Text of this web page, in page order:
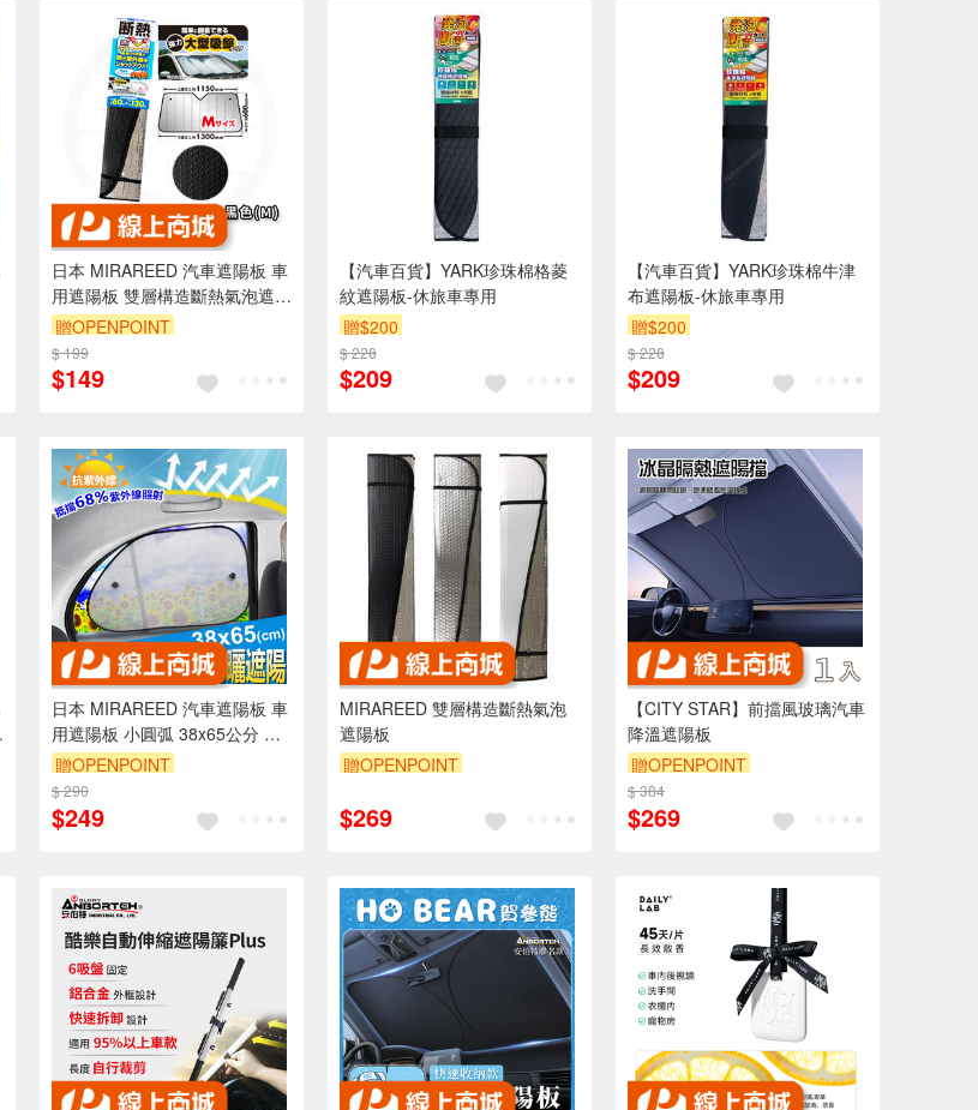
日本 MIRAREED 汽車遮陽板 車
用遮陽板 雙層構造斷熱氣泡遮陽
板 黑色 60X130公分 FM-11
贈OPENPOINT
$ 199
$149
【汽車百貨】YARK珍珠棉格菱
紋遮陽板-休旅車專用
贈$200
$ 228
$209
【汽車百貨】YARK珍珠棉牛津
布遮陽板-休旅車專用
贈$200
$ 228
$209
日本 MIRAREED 汽車遮陽板 車
用遮陽板 小圓弧 38x65公分 半
透明 FD-71
贈OPENPOINT
$ 290
$249
MIRAREED 雙層構造斷熱氣泡
遮陽板
贈OPENPOINT
$269
【CITY STAR】前擋風玻璃汽車
降溫遮陽板
贈OPENPOINT
$ 384
$269